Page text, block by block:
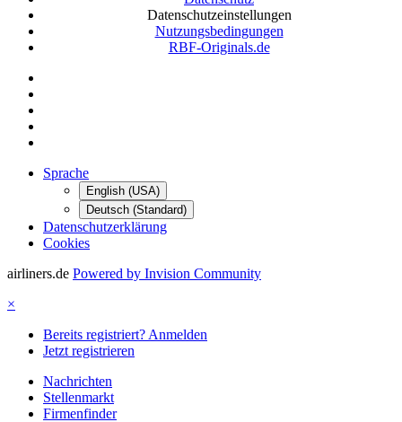
Datenschutzeinstellungen
Nutzungsbedingungen
RBF-Originals.de
Sprache
English (USA)
Deutsch (Standard)
Datenschutzerklärung
Cookies
airliners.de Powered by Invision Community
×
Bereits registriert? Anmelden
Jetzt registrieren
Nachrichten
Stellenmarkt
Firmenfinder